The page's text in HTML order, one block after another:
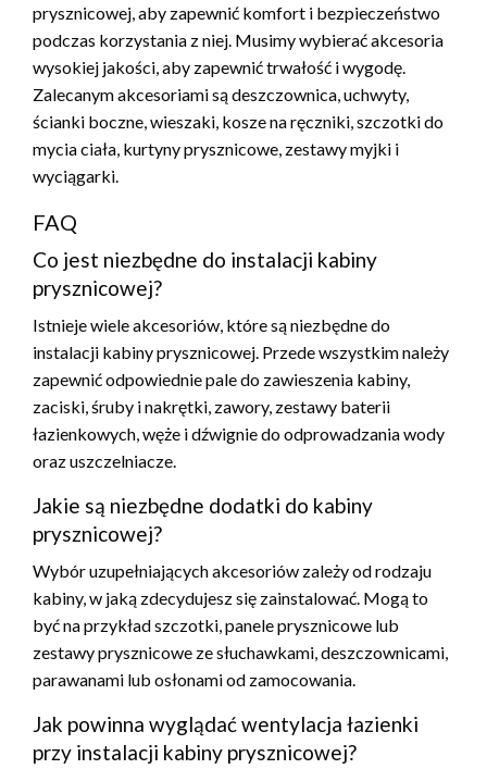
prysznicowej, aby zapewnić komfort i bezpieczeństwo
podczas korzystania z niej. Musimy wybierać akcesoria
wysokiej jakości, aby zapewnić trwałość i wygodę.
Zalecanym akcesoriami są deszczownica, uchwyty,
ścianki boczne, wieszaki, kosze na ręczniki, szczotki do
mycia ciała, kurtyny prysznicowe, zestawy myjki i
wyciągarki.
FAQ
Co jest niezbędne do instalacji kabiny
prysznicowej?
Istnieje wiele akcesoriów, które są niezbędne do
instalacji kabiny prysznicowej. Przede wszystkim należy
zapewnić odpowiednie pale do zawieszenia kabiny,
zaciski, śruby i nakrętki, zawory, zestawy baterii
łazienkowych, węże i dźwignie do odprowadzania wody
oraz uszczelniacze.
Jakie są niezbędne dodatki do kabiny
prysznicowej?
Wybór uzupełniających akcesoriów zależy od rodzaju
kabiny, w jaką zdecydujesz się zainstalować. Mogą to
być na przykład szczotki, panele prysznicowe lub
zestawy prysznicowe ze słuchawkami, deszczownicami,
parawanami lub osłonami od zamocowania.
Jak powinna wyglądać wentylacja łazienki
przy instalacji kabiny prysznicowej?